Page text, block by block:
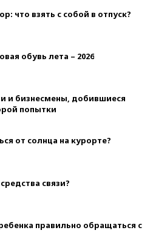
что взять с собой в отпуск?
обувь лета – 2026
и бизнесмены, добившиеся
попытки
от солнца на курорте?
связи?
правильно обращаться с